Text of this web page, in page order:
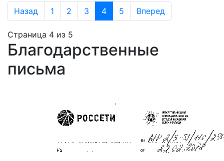
Назад
1 2 3 4 5 Вперед
Страница 4 из 5
Благодарственные
письма